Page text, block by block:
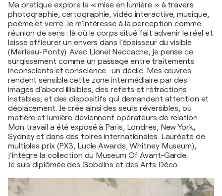
Ma pratique explore la « mise en lumière » à travers
photographie, cartographie, vidéo interactive, musique,
poème et verre. Je m’intéresse à la perception comme
réunion de sens : là où le corps situé fait advenir le réel et
laisse affleurer un envers dans l’épaisseur du visible
(Merleau-Ponty). Avec Lionel Naccache, je pense ce
surgissement comme un passage entre traitements
inconscients et conscience : un déclic. Mes œuvres
rendent sensible cette zone intermédiaire par des
images d’abord illisibles, des reflets et réfractions
instables, et des dispositifs qui demandent attention et
déplacement. Je crée ainsi des seuils réversibles, où
matière et lumière deviennent opérateurs de relation.
Mon travail a été exposé à Paris, Londres, New York,
Sydney et dans des foires internationales. Lauréate de
multiples prix (PX3, Lucie Awards, Whitney Museum),
j’intègre la collection du Museum Of Avant-Garde.
Je suis diplômée des Gobelins et des Arts Déco.